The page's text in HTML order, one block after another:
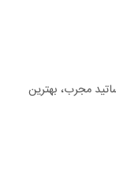
مجرب، بهترین